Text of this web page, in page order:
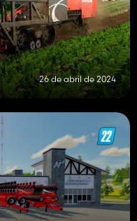
26 de abril de 2024